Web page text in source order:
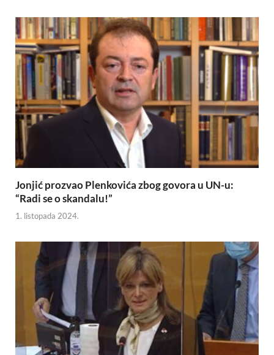
Jonjić prozvao Plenkovića zbog govora u UN-u:
“Radi se o skandalu!”
1. listopada 2024.